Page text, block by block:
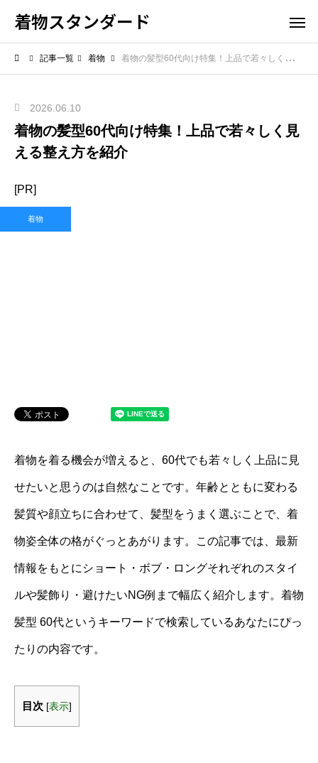
着物スタンダード
記事一覧 着物 着物の髪型60代向け特集！上品で若々しく見える整え方を紹介
2026.06.10
着物の髪型60代向け特集！上品で若々しく見
える整え方を紹介
[PR]
着物
着物を着る機会が増えると、60代でも若々しく上品に見
せたいと思うのは自然なことです。年齢とともに変わる
髪質や顔立ちに合わせて、髪型をうまく選ぶことで、着
物姿全体の格がぐっとあがります。この記事では、最新
情報をもとにショート・ボブ・ロングそれぞれのスタイ
ルや髪飾り・避けたいNG例まで幅広く紹介します。着物
髪型 60代というキーワードで検索しているあなたにぴっ
たりの内容です。
目次 [表示]